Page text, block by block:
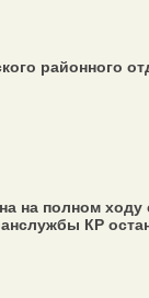
районного
на полном
КР